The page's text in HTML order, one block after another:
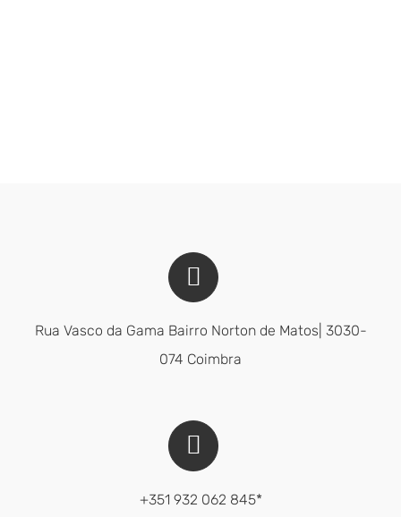
Rua Vasco da Gama Bairro Norton de Matos| 3030-
074 Coimbra
+351 932 062 845*